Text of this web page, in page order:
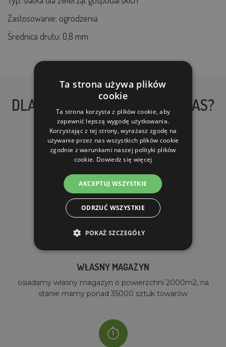
Zastosowanie: ogrodzenia
Średnica drutu: 0,8 mm
DLACZEGO WARTO KUPIĆ U NAS?
DARMOWA WYSYŁKA
dla zamówień od 690 zł z VAT
WŁASNY MAGAZYN
osiadamy własny magazyn o powierzchni 2000m2, na
stanie mamy ponad 35000 sztuk towarów
Ta strona używa plików
cookie
Ta strona korzysta z plików cookie, aby
zapewnić lepszą wygodę użytkowania.
Korzystając z tej strony, wyrażasz zgodę na
używanie przez nas wszystkich plików cookie
zgodnie z warunkami naszej polityki plików
cookie. Dowiedz się więcej
AKCEPTUJ WSZYSTKIE
ODRZUĆ WSZYSTKIE
POKAŻ SZCZEGÓŁY